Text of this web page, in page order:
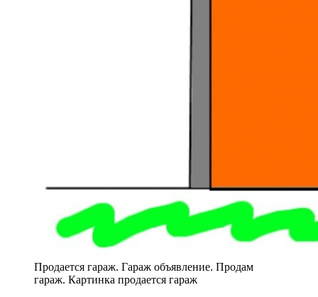
Продается гараж. Гараж объявление. Продам
гараж. Картинка продается гараж